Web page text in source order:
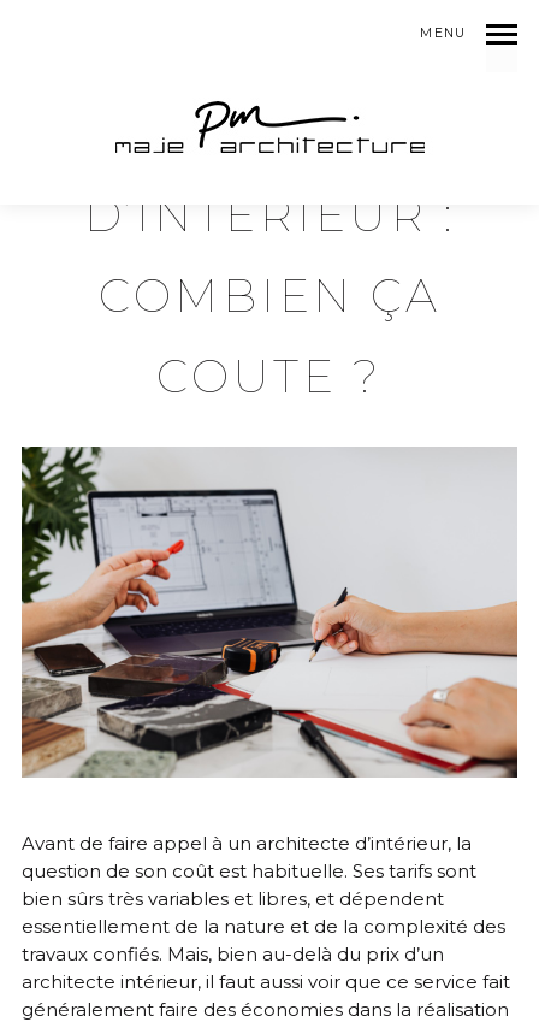
MENU
ARCHITECTE
D’INTÉRIEUR :
COMBIEN ÇA
COUTE ?
Avant de faire appel à un architecte d’intérieur, la
question de son coût est habituelle. Ses tarifs sont
bien sûrs très variables et libres, et dépendent
essentiellement de la nature et de la complexité des
travaux confiés. Mais, bien au-delà du prix d’un
architecte intérieur, il faut aussi voir que ce service fait
généralement faire des économies dans la réalisation